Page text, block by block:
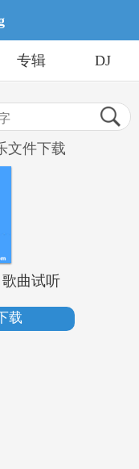
专辑 DJ
文件下载
歌曲试听
载